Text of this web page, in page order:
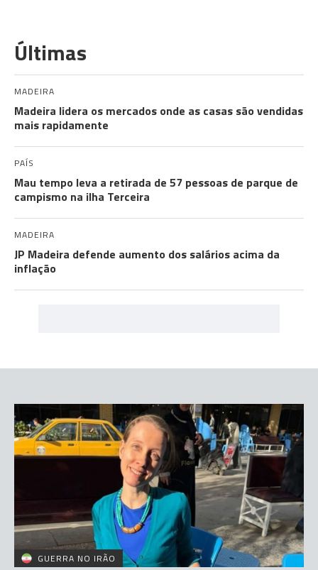
Últimas
MADEIRA
Madeira lidera os mercados onde as casas são vendidas
mais rapidamente
PAÍS
Mau tempo leva a retirada de 57 pessoas de parque de
campismo na ilha Terceira
MADEIRA
JP Madeira defende aumento dos salários acima da
inflação
GUERRA NO IRÃO